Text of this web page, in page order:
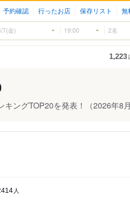
予約確認 行ったお店 保存リスト 無
1,223
ングTOP20を発表！ （2026年8
人